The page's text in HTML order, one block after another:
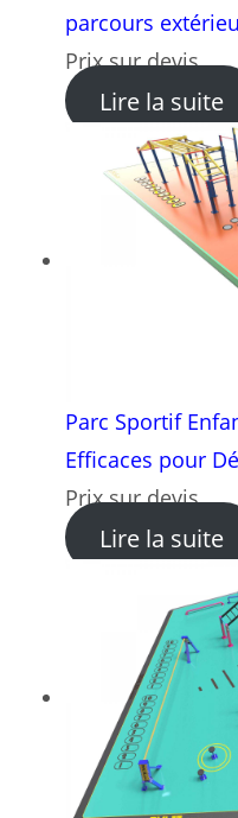
parcours
Prix sur devis
Lire la suite:
Parc Sportif
Efficaces pour
Prix sur devis
Lire la suite: